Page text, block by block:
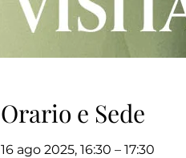
Orario e Sede
16 ago 2025, 16:30 – 17:30